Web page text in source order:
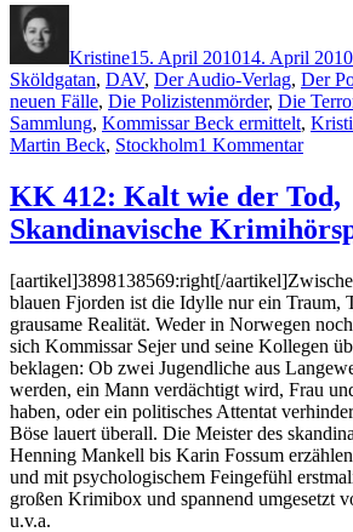
Kristine15. April 201014. April 2010
Sköldgatan, DAV, Der Audio-Verlag, Der
neuen Fälle, Die Polizistenmörder, Die
Sammlung, Kommissar Beck ermittelt,
Martin Beck, Stockholm1 Kommentarzu
415:
Die
neuen
Beck
KK 412: Kalt wie der Tod,
Skandinavische
[aartikel]3898138569:right[/
blauen Fjorden ist die Idylle nur ein Traum,
grausame Realität. Weder in Norwegen
sich Kommissar Sejer und seine Kollegen
beklagen: Ob zwei Jugendliche aus
werden, ein Mann verdächtigt wird, Frau
haben, oder ein politisches Attentat
Böse lauert überall. Die Meister des
Henning Mankell bis Karin Fossum
und mit psychologischem Feingefühl
großen Krimibox und spannend umgesetzt
u.v.a.